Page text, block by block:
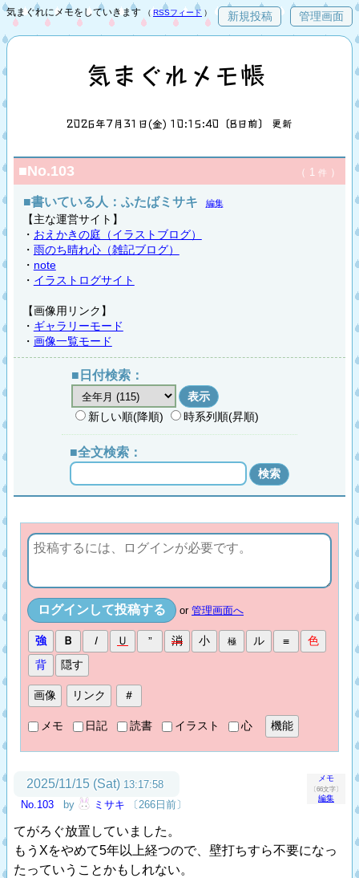
気まぐれにメモをしていきます （RSSフィード ） 新規投稿 管理画面
気まぐれメモ帳
2026年7月31日(金) 10:15:40〔8日前〕 更新
■No.103 （ 1 件 ）
■書いている人：ふたばミサキ 編集
【主な運営サイト】
・ おえかきの庭（イラストブログ）
・ 雨のち晴れ心（雑記ブログ）
・ note
・ イラストログサイト
【画像用リンク】
・ ギャラリーモード
・ 画像一覧モード
■日付検索：
新しい順(降順) 時系列順(昇順)
■全文検索：
or 管理画面へ
メモ 日記 読書 イラスト 心
メモ
〔66文字〕
編集
2025/11/15 (Sat) 13:17:58
No.103
by ミサキ 〔266日前〕
てがろぐ放置していました。
もうXをやめて5年以上経つので、壁打ちすら不要になっ
たっていうことかもしれない。